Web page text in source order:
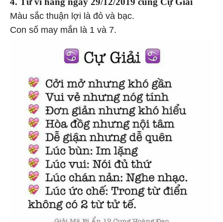
Màu sắc thuận lợi là đỏ và bạc.
Con số may mắn là 1 và 7.